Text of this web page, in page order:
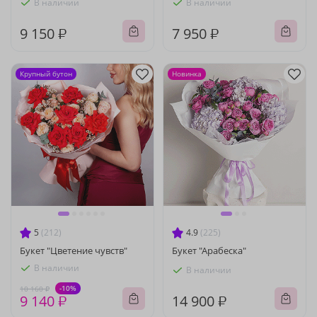
В наличии
9 150 ₽
В наличии
7 950 ₽
5 (212)
Букет "Цветение чувств"
В наличии
10 160 ₽ -10%
9 140 ₽
Крупный бутон
4.9 (225)
Букет "Арабеска"
В наличии
14 900 ₽
Новинка